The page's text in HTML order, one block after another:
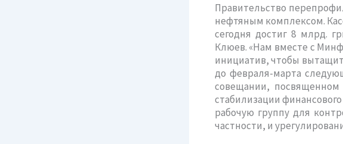
Правительство
нефтяным комплексом.
сегодня достиг 8 млрд.
Клюев. «Нам вместе с
инициатив, чтобы
до февраля-марта
совещании,
стабилизации
рабочую группу для
частности, и